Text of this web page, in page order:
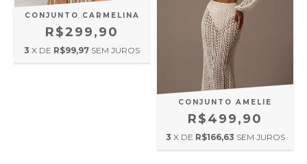
CONJUNTO CARMELINA
R$299,90
3 X DE R$99,97 SEM JUROS
CONJUNTO AMELIE
R$499,90
3 X DE R$166,63 SEM JUROS